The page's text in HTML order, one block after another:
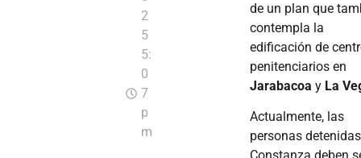
2
5
5:
0
7
p
m
de un plan que
contempla la
edificación de
penitenciarios en
Jarabacoa y La
Actualmente, las
personas